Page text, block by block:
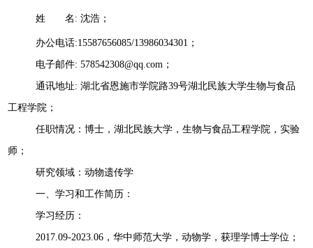
姓 名 :沈浩；
办公电话:15587656085/13986034301 ；
电子邮件: 578542308@qq.com ；
通讯地址:湖北省恩施市学院路39号湖北民族大学生物与食品
工程学院；
任职情况：博士，湖北民族大学，生物与食品工程学院 ，实验
师 ；
研究领域：动物遗传学
一、学习和工作简历：
学习经历：
2017.09-2023.06 ，华中师范大学，动物学，获理学博士学位；